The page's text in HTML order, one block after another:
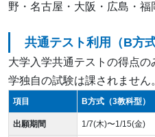
野・名古屋・大阪・広島・福
共通テスト利用（B方
大学入学共通テストの得点
学独自の試験は課されません
項目 B方式（3教科型）
出願期間 1/7(木)〜1/15(金)